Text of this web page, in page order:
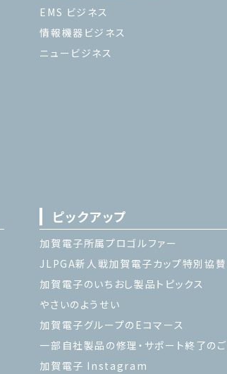
EMS ビジネス
情報機器ビジネス
ニュービジネス
ピックアップ
加賀電子所属プロゴルファー
JLPGA新人戦加賀電子カップ特別協賛
加賀電子のいちおし製品トピックス
やさいのようせい
加賀電子グループのEコマース
一部自社製品の修理・サポート終了の
加賀電子 Instagram